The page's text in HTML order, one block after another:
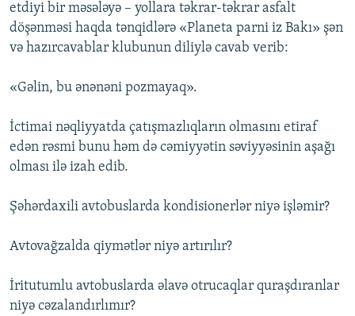
etdiyi bir məsələyə – yollara təkrar-təkrar asfalt
döşənməsi haqda tənqidlərə «Planeta parni iz Bakı» şən
və hazırcavablar klubunun diliylə cavab verib:
«Gəlin, bu ənənəni pozmayaq».
İctimai nəqliyyatda çatışmazlıqların olmasını etiraf
edən rəsmi bunu həm də cəmiyyətin səviyyəsinin aşağı
olması ilə izah edib.
Şəhərdaxili avtobuslarda kondisionerlər niyə işləmir?
Avtovağzalda qiymətlər niyə artırılır?
İritutumlu avtobuslarda əlavə otrucaqlar quraşdıranlar
niyə cəzalandırlımır?